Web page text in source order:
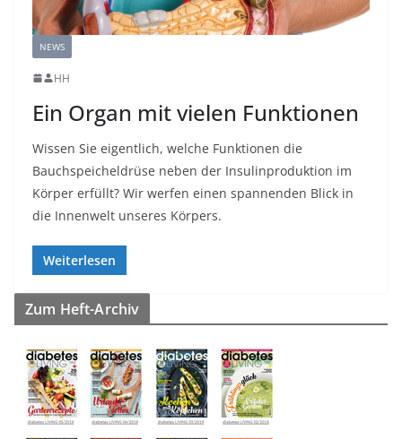
NEWS
HH
Ein Organ mit vielen Funktionen
Wissen Sie eigentlich, welche Funktionen die
Bauchspeicheldrüse neben der Insulinproduktion im
Körper erfüllt? Wir werfen einen spannenden Blick in
die Innenwelt unseres Körpers.
Weiterlesen
Zum Heft-Archiv